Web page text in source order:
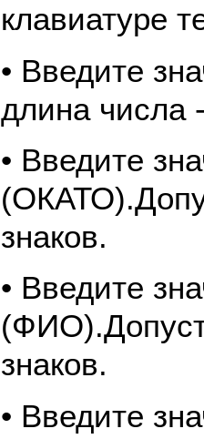
клавиатуре
• Введите
длина числа
• Введите
знаков.
• Введите
знаков.
• Введите